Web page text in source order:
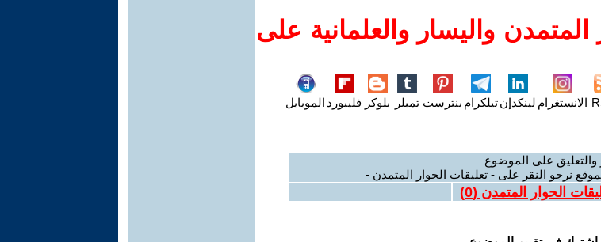
واليسار والعلمانية على
الانستغرام لينكدإنتيلكرام بنترست تمبلر بلوكر فليبورد الموبايل
على الموضوع
نرجو النقر على - تعليقات الحوار المتمدن -
الحوار المتمدن (0
)